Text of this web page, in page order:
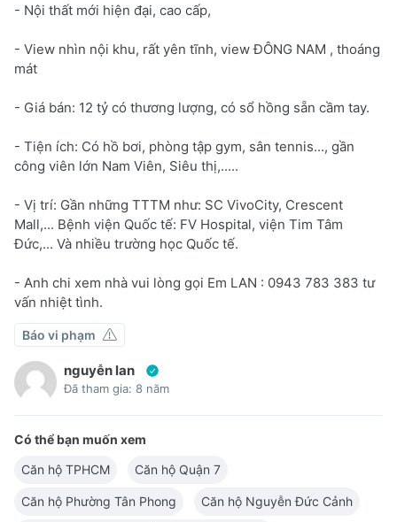
- Nội thất mới hiện đại, cao cấp,
- View nhìn nội khu, rất yên tĩnh, view ĐÔNG NAM , thoáng
mát
- Giá bán: 12 tỷ có thương lượng, có sổ hồng sẵn cầm tay.
- Tiện ích: Có hồ bơi, phòng tập gym, sân tennis..., gần
công viên lớn Nam Viên, Siêu thị,.....
- Vị trí: Gần những TTTM như: SC VivoCity, Crescent
Mall,... Bệnh viện Quốc tế: FV Hospital, viện Tim Tâm
Đức,... Và nhiều trường học Quốc tế.
- Anh chi xem nhà vui lòng gọi Em LAN : 0943 783 383 tư
vấn nhiệt tình.
Báo vi phạm
nguyễn lan
Đã tham gia: 8 năm
Có thể bạn muốn xem
Căn hộ TPHCM
Căn hộ Quận 7
Căn hộ Phường Tân Phong Căn hộ Nguyễn Đức Cảnh